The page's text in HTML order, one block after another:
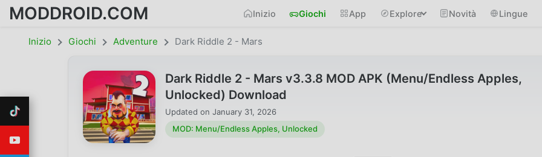
MODDROID.COM Inizio Giochi App Explore Novità Lingue
Inizio Giochi Adventure Dark Riddle 2 - Mars
Dark Riddle 2 - Mars v3.3.8 MOD APK (Menu/Endless Apples,
Unlocked) Download
Updated on January 31, 2026
MOD: Menu/Endless Apples, Unlocked